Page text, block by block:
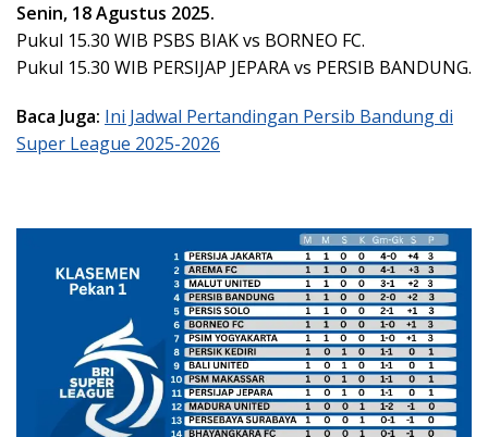
Senin, 18 Agustus 2025.
Pukul 15.30 WIB PSBS BIAK vs BORNEO FC.
Pukul 15.30 WIB PERSIJAP JEPARA vs PERSIB BANDUNG.
Baca Juga: Ini Jadwal Pertandingan Persib Bandung di
Super League 2025-2026